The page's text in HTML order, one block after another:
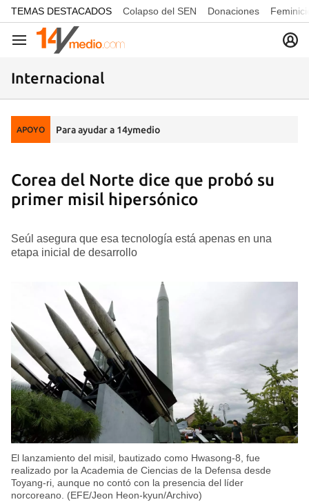
common.go-to-content
TEMAS DESTACADOS Colapso del SEN Donaciones
Navegación
Internacional
APOYO Para ayudar a 14ymedio
Corea del Norte dice que probó su
primer misil hipersónico
Seúl asegura que esa tecnología está apenas en una
etapa inicial de desarrollo
El lanzamiento del misil, bautizado como Hwasong-8, fue
realizado por la Academia de Ciencias de la Defensa desde
Toyang-ri, aunque no contó con la presencia del líder
norcoreano. (EFE/Jeon Heon-kyun/Archivo)